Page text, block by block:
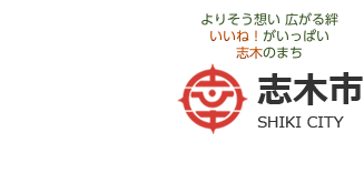
よりそう想い 広がる絆
いいね！ がいっぱい
志木のまち